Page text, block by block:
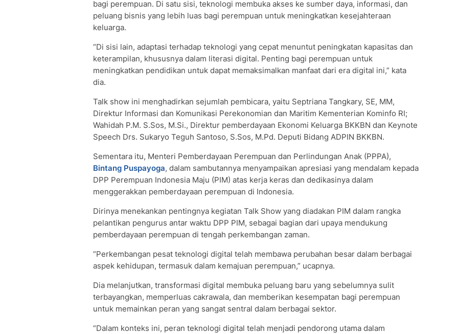
bagi perempuan. Di satu sisi, teknologi membuka akses ke sumber daya, informasi, dan
peluang bisnis yang lebih luas bagi perempuan untuk meningkatkan kesejahteraan
keluarga.
“Di sisi lain, adaptasi terhadap teknologi yang cepat menuntut peningkatan kapasitas dan
keterampilan, khususnya dalam literasi digital. Penting bagi perempuan untuk
meningkatkan pendidikan untuk dapat memaksimalkan manfaat dari era digital ini,” kata
dia.
Talk show ini menghadirkan sejumlah pembicara, yaitu Septriana Tangkary, SE, MM,
Direktur Informasi dan Komunikasi Perekonomian dan Maritim Kementerian Kominfo RI;
Wahidah P.M. S.Sos, M.Si., Direktur pemberdayaan Ekonomi Keluarga BKKBN dan Keynote
Speech Drs. Sukaryo Teguh Santoso, S.Sos, M.Pd. Deputi Bidang ADPIN BKKBN.
Sementara itu, Menteri Pemberdayaan Perempuan dan Perlindungan Anak (PPPA),
Bintang Puspayoga, dalam sambutannya menyampaikan apresiasi yang mendalam kepada
DPP Perempuan Indonesia Maju (PIM) atas kerja keras dan dedikasinya dalam
menggerakkan pemberdayaan perempuan di Indonesia.
Dirinya menekankan pentingnya kegiatan Talk Show yang diadakan PIM dalam rangka
pelantikan pengurus antar waktu DPP PIM, sebagai bagian dari upaya mendukung
pemberdayaan perempuan di tengah perkembangan zaman.
“Perkembangan pesat teknologi digital telah membawa perubahan besar dalam berbagai
aspek kehidupan, termasuk dalam kemajuan perempuan,” ucapnya.
Dia melanjutkan, transformasi digital membuka peluang baru yang sebelumnya sulit
terbayangkan, memperluas cakrawala, dan memberikan kesempatan bagi perempuan
untuk memainkan peran yang sangat sentral dalam berbagai sektor.
“Dalam konteks ini, peran teknologi digital telah menjadi pendorong utama dalam